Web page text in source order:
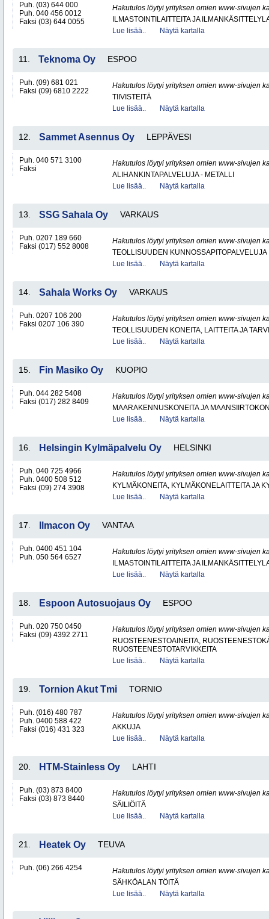
Puh. (03) 644 000
Puh. 040 456 0012
Faksi (03) 644 0055
Hakutulos löytyi yrityksen omien www-sivujen
ILMASTOINTILAITTEITA JA
Lue lisää..
Näytä kartalla
11. Teknoma Oy ESPOO
Puh. (09) 681 021
Faksi (09) 6810 2222
Hakutulos löytyi yrityksen omien www-sivujen
TIIVISTEITÄ
Lue lisää..
Näytä kartalla
12. Sammet Asennus Oy LEPPÄVESI
Puh. 040 571 3100
Faksi
Hakutulos löytyi yrityksen omien www-sivujen
ALIHANKINTAPALVELUJA - METALLI
Lue lisää..
Näytä kartalla
13. SSG Sahala Oy VARKAUS
Puh. 0207 189 660
Faksi (017) 552 8008
Hakutulos löytyi yrityksen omien www-sivujen
TEOLLISUUDEN KUNNOSSAPITOPALVELUJA
Lue lisää..
Näytä kartalla
14. Sahala Works Oy VARKAUS
Puh. 0207 106 200
Faksi 0207 106 390
Hakutulos löytyi yrityksen omien www-sivujen
TEOLLISUUDEN KONEITA, LAITTEITA JA
Lue lisää..
Näytä kartalla
15. Fin Masiko Oy KUOPIO
Puh. 044 282 5408
Faksi (017) 282 8409
Hakutulos löytyi yrityksen omien www-sivujen
MAARAKENNUSKONEITA JA
Lue lisää..
Näytä kartalla
16. Helsingin Kylmäpalvelu Oy HELSINKI
Puh. 040 725 4966
Puh. 0400 508 512
Faksi (09) 274 3908
Hakutulos löytyi yrityksen omien www-sivujen
KYLMÄKONEITA, KYLMÄKONELAITTEITA JA
Lue lisää..
Näytä kartalla
17. Ilmacon Oy VANTAA
Puh. 0400 451 104
Puh. 050 564 6527
Hakutulos löytyi yrityksen omien www-sivujen
ILMASTOINTILAITTEITA JA
Lue lisää..
Näytä kartalla
18. Espoon Autosuojaus Oy ESPOO
Puh. 020 750 0450
Faksi (09) 4392 2711
Hakutulos löytyi yrityksen omien www-sivujen
RUOSTEENESTOAINEITA,
RUOSTEENESTOTARVIKKEITA
Lue lisää..
Näytä kartalla
19. Tornion Akut Tmi TORNIO
Puh. (016) 480 787
Puh. 0400 588 422
Faksi (016) 431 323
Hakutulos löytyi yrityksen omien www-sivujen
AKKUJA
Lue lisää..
Näytä kartalla
20. HTM-Stainless Oy LAHTI
Puh. (03) 873 8400
Faksi (03) 873 8440
Hakutulos löytyi yrityksen omien www-sivujen
SÄILIÖITÄ
Lue lisää..
Näytä kartalla
21. Heatek Oy TEUVA
Puh. (06) 266 4254
Hakutulos löytyi yrityksen omien www-sivujen
SÄHKÖALAN TÖITÄ
Lue lisää..
Näytä kartalla